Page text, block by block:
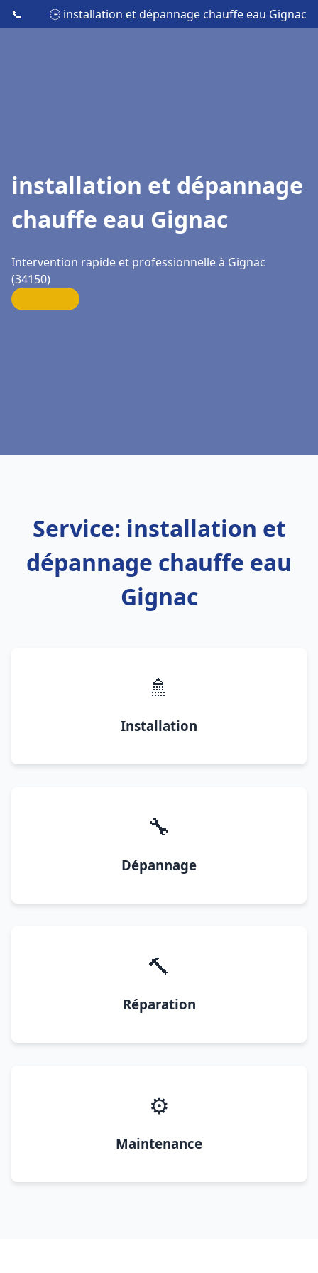
📞 🕒 installation et dépannage chauffe eau Gignac
installation et dépannage
chauffe eau Gignac
Intervention rapide et professionnelle à Gignac
(34150)
Service: installation et
dépannage chauffe eau
Gignac
🚿
Installation
🔧
Dépannage
🔨
Réparation
⚙️
Maintenance